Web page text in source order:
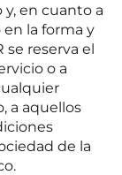
y, en cuanto a
la forma y
se reserva el
o a
a aquellos
de la